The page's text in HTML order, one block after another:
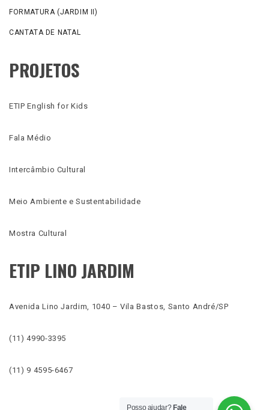
FORMATURA (JARDIM II)
CANTATA DE NATAL
PROJETOS
ETIP English for Kids
Fala Médio
Intercâmbio Cultural
Meio Ambiente e Sustentabilidade
Mostra Cultural
ETIP LINO JARDIM
Avenida Lino Jardim, 1040 – Vila Bastos, Santo André/SP
(11) 4990-3395
(11) 9 4595-6467
Posso ajudar? Fale